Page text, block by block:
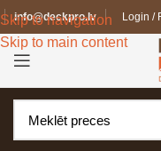
Skip to navigation
Skip to main content
info@deckpro.lv Login /